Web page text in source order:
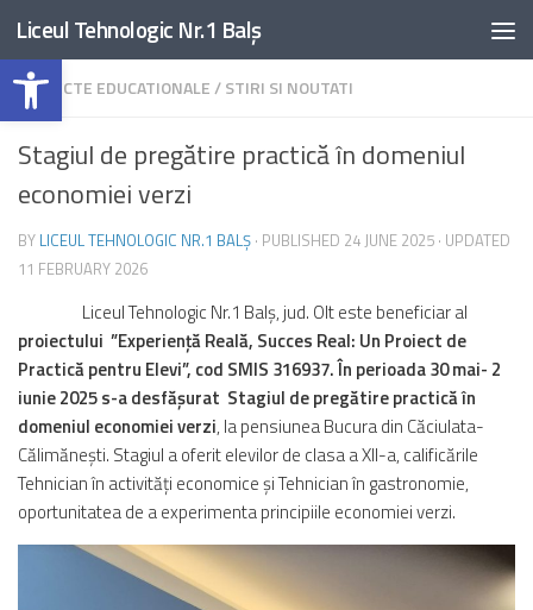
Open toolbar
Skip to content
Liceul Tehnologic Nr.1 Balș
PROIECTE EDUCATIONALE/STIRI SI NOUTATI
Stagiul de pregătire practică în domeniul
economiei verzi
BY LICEUL TEHNOLOGIC NR.1 BALȘ · PUBLISHED 24 JUNE 2025 · UPDATED
11 FEBRUARY 2026
Liceul Tehnologic Nr.1 Balș, jud. Olt este beneficiar al
proiectului ”Experiență Reală, Succes Real: Un Proiect de
Practică pentru Elevi”, cod SMIS 316937. În perioada 30 mai- 2
iunie 2025 s-a desfășurat Stagiul de pregătire practică în
domeniul economiei verzi, la pensiunea Bucura din Căciulata-
Călimănești. Stagiul a oferit elevilor de clasa a XII-a, calificările
Tehnician în activități economice și Tehnician în gastronomie,
oportunitatea de a experimenta principiile economiei verzi.